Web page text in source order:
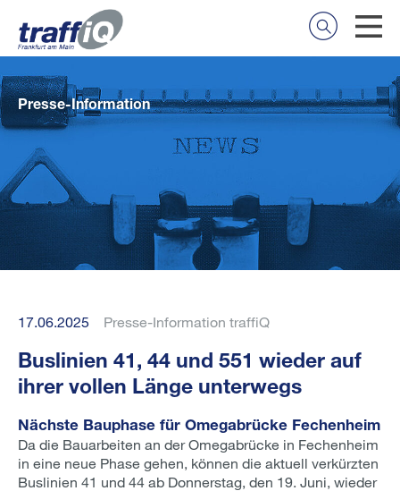
Presse-Information
17.06.2025 Presse-Information traffiQ
Buslinien 41, 44 und 551 wieder auf
ihrer vollen Länge unterwegs
Nächste Bauphase für Omegabrücke Fechenheim
Da die Bauarbeiten an der Omegabrücke in Fechenheim
in eine neue Phase gehen, können die aktuell verkürzten
Buslinien 41 und 44 ab Donnerstag, den 19. Juni, wieder